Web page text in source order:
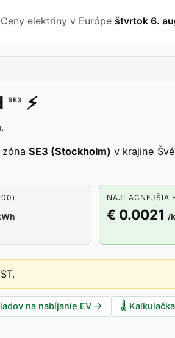
Ceny elektriny v Európe štvrtok 6.
SE3 ⚡️
SE3 (Stockholm) v krajine
NAJLACNEJŠIA
€ 0.0021 /
.
na nabíjanie EV → 🌡️